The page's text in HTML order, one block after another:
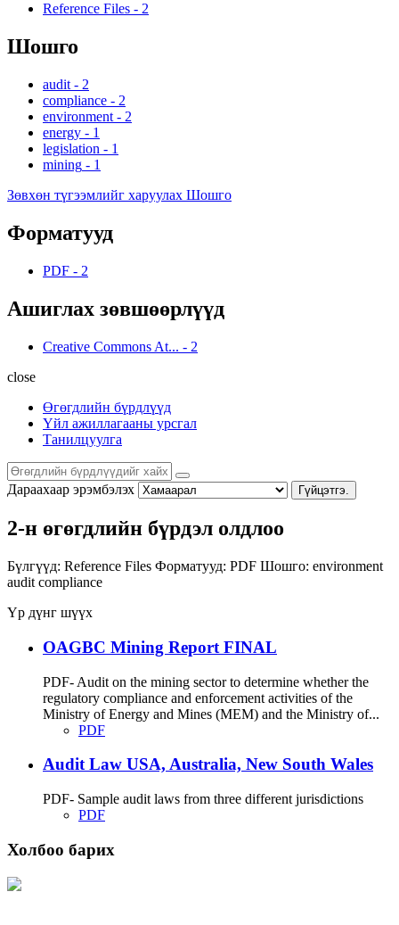
Reference Files - 2
Шошго
audit - 2
compliance - 2
environment - 2
energy - 1
legislation - 1
mining - 1
Зөвхөн түгээмлийг харуулах Шошго
Форматууд
PDF - 2
Ашиглах зөвшөөрлүүд
Creative Commons At... - 2
close
Өгөгдлийн бүрдлүүд
Үйл ажиллагааны урсгал
Танилцуулга
Дараахаар эрэмбэлэх Гүйцэтгэ.
2-н өгөгдлийн бүрдэл олдлоо
Бүлгүүд: Reference Files Форматууд: PDF Шошго: environment
audit compliance
Үр дүнг шүүх
OAGBC Mining Report FINAL
PDF- Audit on the mining sector to determine whether the
regulatory compliance and enforcement activities of the
Ministry of Energy and Mines (MEM) and the Ministry of...
PDF
Audit Law USA, Australia, New South Wales
PDF- Sample audit laws from three different jurisdictions
PDF
Холбоо барих